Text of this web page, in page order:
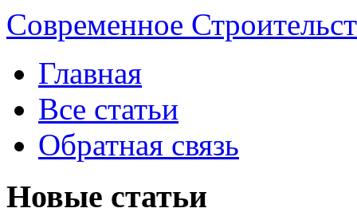
Современное
Главная
Все статьи
Обратная связь
Новые статьи